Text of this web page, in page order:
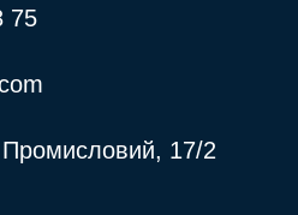
75
17/2